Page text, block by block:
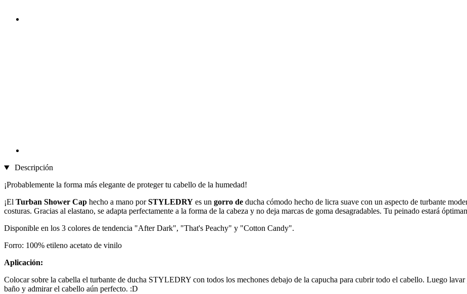
Descripción
¡Probablemente la forma más elegante de proteger tu cabello de la humedad!
¡El Turban Shower Cap hecho a mano porSTYLEDRY es un gorro de ducha cómodo hecho de licra suave con un aspecto de turbante
costuras. Gracias al elastano, se adapta perfectamente a la forma de la cabeza y no deja marcas de goma desagradables. Tu peinado estará
Disponible en los 3 colores de tendencia "After Dark", "That's Peachy" y "Cotton Candy".
Forro: 100% etileno acetato de vinilo
Aplicación:
Colocar sobre la cabella el turbante de ducha STYLEDRY con todos los mechones debajo de la capucha para cubrir todo el cabello. Luego
baño y admirar el cabello aún perfecto. :D